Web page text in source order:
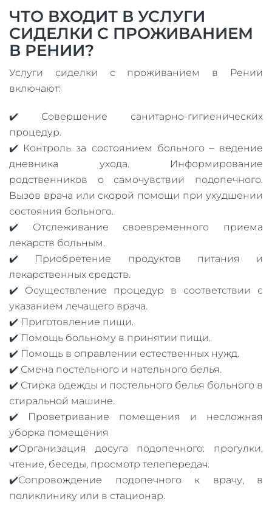
ЧТО ВХОДИТ В УСЛУГИ
СИДЕЛКИ С ПРОЖИВАНИЕМ
В РЕНИИ?
Услуги сиделки с проживанием в Рении
включают:
✔️ Совершение санитарно-гигиенических
процедур.
✔️ Контроль за состоянием больного – ведение
дневника ухода. Информирование
родственников о самочувствии подопечного.
Вызов врача или скорой помощи при ухудшении
состояния больного.
✔️ Отслеживание своевременного приема
лекарств больным.
✔️ Приобретение продуктов питания и
лекарственных средств.
✔️ Осуществление процедур в соответствии с
указанием лечащего врача.
✔️ Приготовление пищи.
✔️ Помощь больному в принятии пищи.
✔️ Помощь в оправлении естественных нужд.
✔️ Смена постельного и нательного белья.
✔️ Стирка одежды и постельного белья больного в
стиральной машине.
✔️ Проветривание помещения и несложная
уборка помещения
✔️Организация досуга подопечного: прогулки,
чтение, беседы, просмотр телепередач.
✔️Сопровождение подопечного к врачу, в
поликлинику или в стационар.